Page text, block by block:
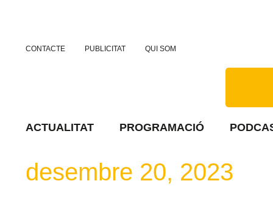
CONTACTE PUBLICITAT QUI SOM
ACTUALITAT PROGRAMACIÓ
desembre 20, 2023